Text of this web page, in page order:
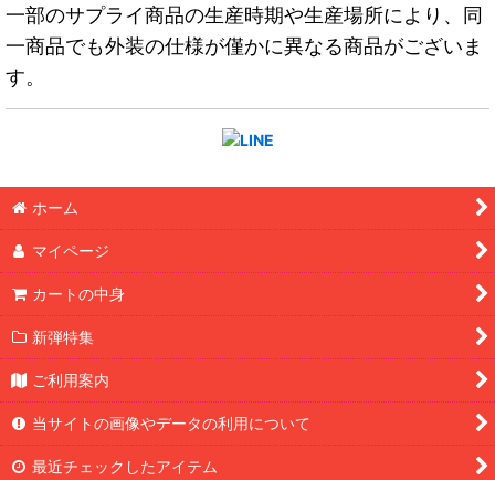
一部のサプライ商品の生産時期や生産場所により、同
一商品でも外装の仕様が僅かに異なる商品がございま
す。
ホーム
マイページ
カートの中身
新弾特集
ご利用案内
当サイトの画像やデータの利用について
最近チェックしたアイテム